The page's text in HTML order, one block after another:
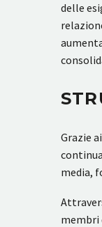
delle
Grazie
media,
membri